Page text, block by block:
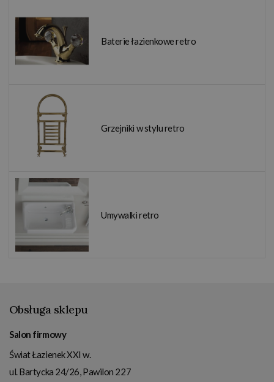
Baterie łazienkowe retro
Grzejniki w stylu retro
Umywalki retro
Obsługa sklepu
Salon firmowy
Świat Łazienek XXI w.
ul. Bartycka 24/26, Pawilon 227